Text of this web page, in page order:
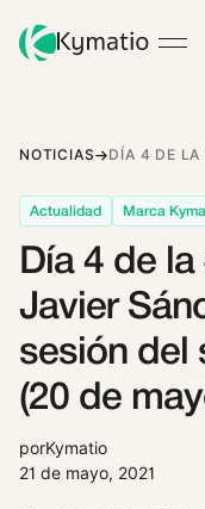
NOTICIAS
Actualidad Marca
Día 4 de
Javier
sesión del
(20 de
porKymatio
21 de mayo, 2021